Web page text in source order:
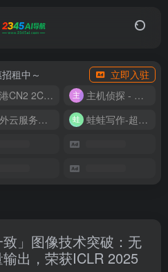
租中～
立即入驻
香港CN2 2C2G20M 9.9/月
主机侦探 - 少花钱，用好云
海外云服务器全网最低价 蛙蛙写作-超级AI智能写作助手
」图像技术突破：无
出，荣获ICLR 2025